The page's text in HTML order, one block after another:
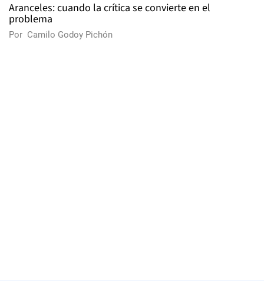
Aranceles: cuando la crítica se convierte en el
problema
Por Camilo Godoy Pichón